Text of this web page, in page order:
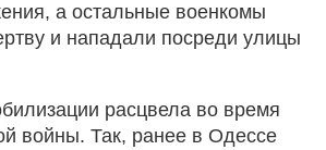
а остальные военкомы
и нападали посреди улицы
расцвела во время
войны. Так, ранее в Одессе